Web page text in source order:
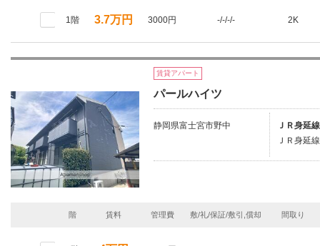
1階 3.7万円 3000円 -/-/-/- 2K
賃貸アパート
パールハイツ
静岡県富士宮市野中
ＪＲ身延
ＪＲ身延
階 賃料 管理費 敷/礼/保証/敷引,償却 間取り